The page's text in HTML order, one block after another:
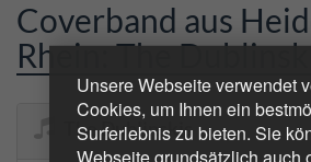
Unsere Webseite verwendet
Cookies, um Ihnen ein
Surferlebnis zu bieten. Sie
Webseite grundsätzlich auch
Coverband aus
Rhein: The
The Dublinskis